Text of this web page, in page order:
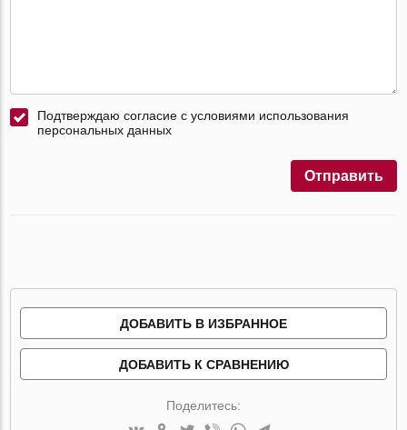
Подтверждаю согласие с условиями использования
персональных данных
Отправить
ДОБАВИТЬ В ИЗБРАННОЕ
ДОБАВИТЬ К СРАВНЕНИЮ
Поделитесь: